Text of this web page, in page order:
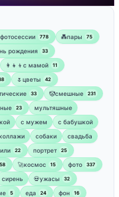
778 💑пары 75
рождения 33
👩‍👧‍👦с мамой 11
🌷цветы 42
33 🤡смешные 231
23
мультяшные
с мужем
с бабушкой
собаки
свадьба
22 портрет 25
58 🚀космос 15 фото 337
сирень 💀ужасы 32
5 еда 24 фон 16